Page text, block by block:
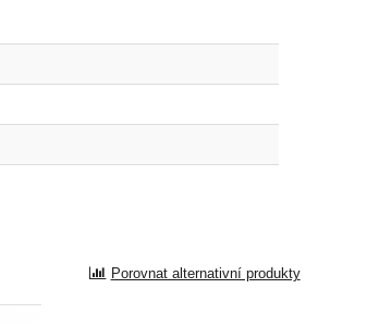
Porovnat alternativní produkty